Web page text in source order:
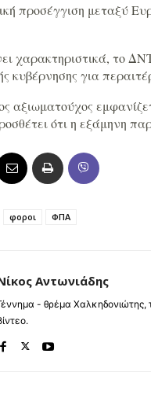
προσέγγιση μεταξύ
χαρακτηριστικά, το
κυβέρνησης για
ότι η εξάμηνη
φοροι
ΦΠΑ
Αντωνιάδης
- θρέμα Χαλκηδονιώτης,